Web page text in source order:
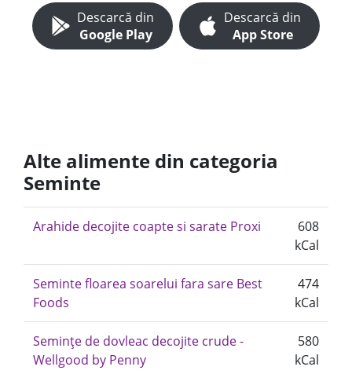
Descarcă din
Google Play
Descarcă din
App Store
Alte alimente din categoria
Seminte
Arahide decojite coapte si sarate Proxi
608
kCal
Seminte floarea soarelui fara sare Best
Foods
474
kCal
Semințe de dovleac decojite crude -
Wellgood by Penny
580
kCal